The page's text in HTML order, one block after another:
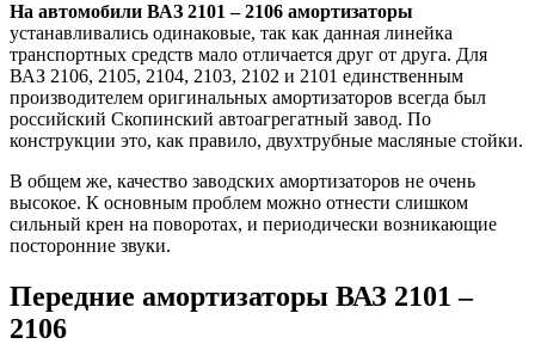
На автомобили ВАЗ 2101 – 2106 амортизаторы
устанавливались одинаковые, так как данная линейка
транспортных средств мало отличается друг от друга. Для
ВАЗ 2106, 2105, 2104, 2103, 2102 и 2101 единственным
производителем оригинальных амортизаторов всегда был
российский Скопинский автоагрегатный завод. По
конструкции это, как правило, двухтрубные масляные стойки.
В общем же, качество заводских амортизаторов не очень
высокое. К основным проблем можно отнести слишком
сильный крен на поворотах, и периодически возникающие
посторонние звуки.
Передние амортизаторы ВАЗ 2101 –
2106